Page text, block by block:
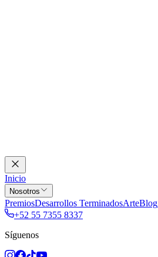
Inicio
Nosotros
PremiosDesarrollos TerminadosArteBlog
+52 55 7355 8337
Síguenos